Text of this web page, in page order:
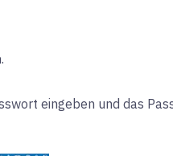
eingeben und das